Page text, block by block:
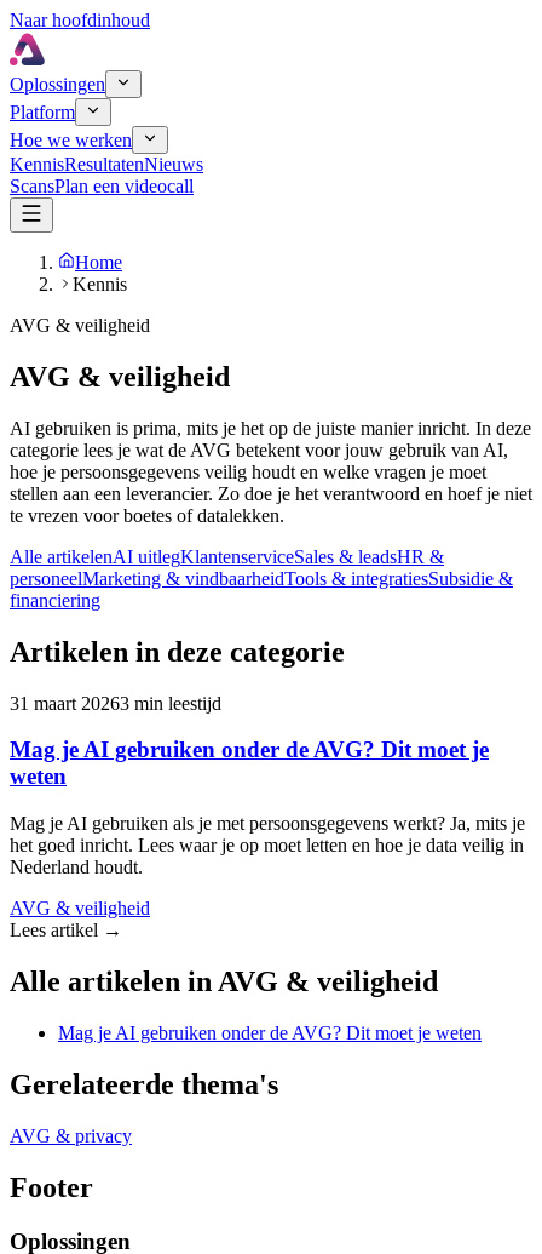
Naar hoofdinhoud
Oplossingen
Platform
Hoe we werken
KennisResultatenNieuws
ScansPlan een videocall
Home
Kennis
AVG & veiligheid
AVG & veiligheid
AI gebruiken is prima, mits je het op de juiste manier inricht. In deze
categorie lees je wat de AVG betekent voor jouw gebruik van AI,
hoe je persoonsgegevens veilig houdt en welke vragen je moet
stellen aan een leverancier. Zo doe je het verantwoord en hoef je niet
te vrezen voor boetes of datalekken.
Alle artikelenAI uitlegKlantenserviceSales & leadsHR &
personeelMarketing & vindbaarheidTools & integratiesSubsidie &
financiering
Artikelen in deze categorie
31 maart 20263 min leestijd
Mag je AI gebruiken onder de AVG? Dit moet je
weten
Mag je AI gebruiken als je met persoonsgegevens werkt? Ja, mits je
het goed inricht. Lees waar je op moet letten en hoe je data veilig in
Nederland houdt.
AVG & veiligheid
Lees artikel →
Alle artikelen in AVG & veiligheid
Mag je AI gebruiken onder de AVG? Dit moet je weten
Gerelateerde thema's
AVG & privacy
Footer
Oplossingen